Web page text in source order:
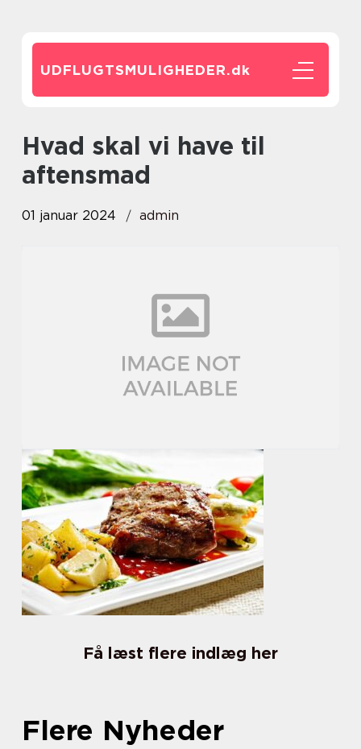
UDFLUGTSMULIGHEDER.dk
hvad skal vi have til
aftensmad
01 januar 2024 admin
Få læst flere indlæg her
Flere Nyheder